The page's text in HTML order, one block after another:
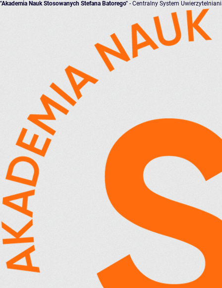
"Akademia Nauk Stosowanych Stefana Batorego" - Centralny System